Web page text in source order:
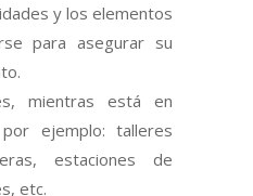
y los elementos
para asegurar su
mientras está en
ejemplo: talleres
estaciones de
etc.